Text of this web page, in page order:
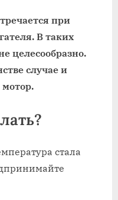
при
В таких
целесообразно.
случае и
мотор.
стала